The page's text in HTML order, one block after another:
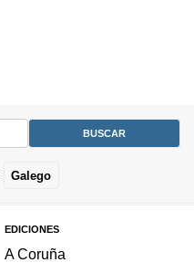
Galego
EDICIONES
A Coruña